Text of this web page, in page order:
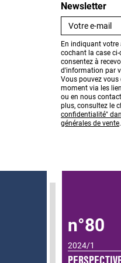
Newsletter
En indiquant votre
cochant la case ci-
consentez à
d'information par
Vous pouvez
moment via les
ou en nous
plus, consultez le
confidentialité"
générales de vente.
n°80
2024/1